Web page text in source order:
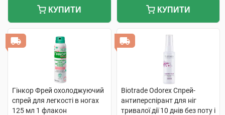
КУПИТИ КУПИТИ
Гінкор Фрей охолоджуючий
спрей для легкості в ногах
125 мл 1 флакон
Biotrade Odorex Спрей-
антиперспірант для ніг
тривалої дії 10 днів без поту і